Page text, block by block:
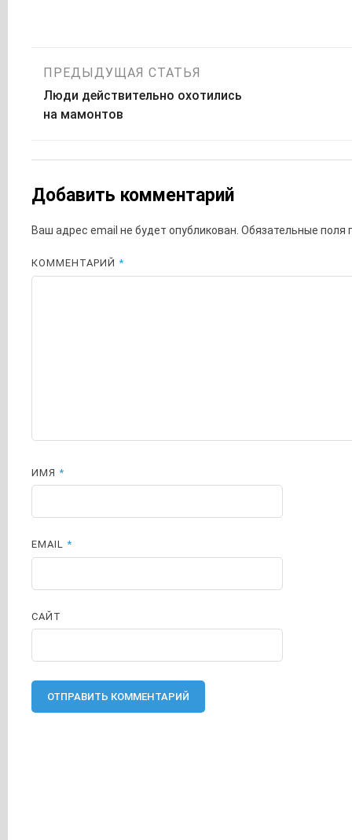
Навигация
по
ПРЕДЫДУЩАЯ СТАТЬЯ
Люди действительно охотились
на мамонтов
Добавить комментарий
Ваш адрес email не будет опубликован. Обязательные поля
КОММЕНТАРИЙ *
ИМЯ *
EMAIL *
САЙТ